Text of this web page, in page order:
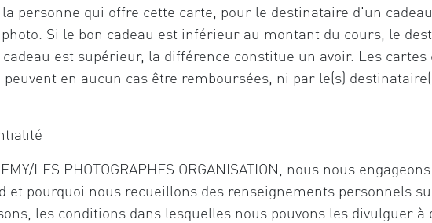
personne qui offre cette carte, pour le destinataire d'un
Si le bon cadeau est inférieur au montant du cours, le
est supérieur, la différence constitue un avoir. Les cartes
en aucun cas être remboursées, ni par le(s)
LES PHOTOGRAPHES ORGANISATION, nous nous
et pourquoi nous recueillons des renseignements personnels
les conditions dans lesquelles nous pouvons les divulguer